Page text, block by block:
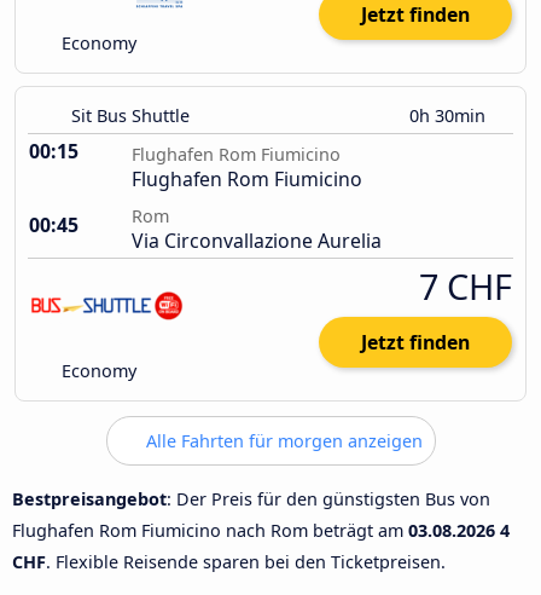
Economy
Jetzt finden
Sit Bus Shuttle 0h 30min
00:15 Flughafen Rom Fiumicino
Flughafen Rom Fiumicino
00:45
Rom
Via Circonvallazione Aurelia
Economy
7 CHF
Jetzt finden
Alle Fahrten für morgen anzeigen
Bestpreisangebot: Der Preis für den günstigsten Bus von
Flughafen Rom Fiumicino nach Rom beträgt am 03.08.2026 4
CHF. Flexible Reisende sparen bei den Ticketpreisen.